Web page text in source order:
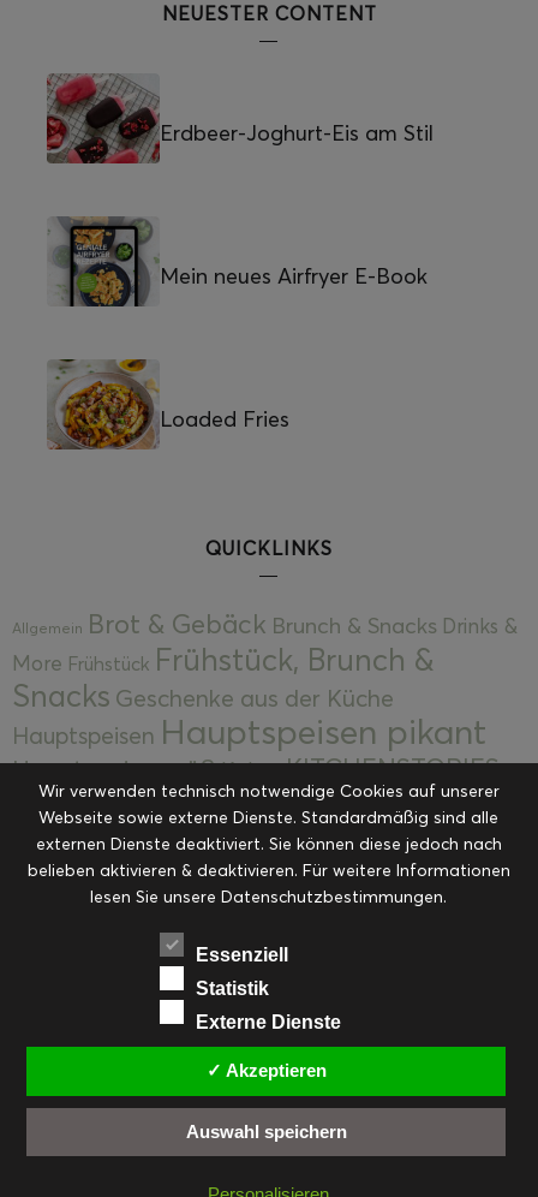
NEUESTER CONTENT
Erdbeer-Joghurt-Eis am Stil
Mein neues Airfryer E-Book
Loaded Fries
QUICKLINKS
Allgemein Brot & Gebäck Brunch & Snacks Drinks &
More Frühstück Frühstück, Brunch &
Snacks Geschenke aus der Küche
Hauptspeisen Hauptspeisen pikant
Hauptspeisen süßKekseKITCHENSTORIES
Kuchen, Torten & Desserts Kuchen und
Desserts Kulinarik Kulinarische Mitbringsel &
Eingemachtes Ohne Kategorie Ostern Resteküche
RezepteSaisonalSliderStartseite
Suppen, Salate & Vorspeisen
Vorspeisen, Salate & Suppen
Weihnachten Workshops & Events
FACEBOOK PINTEREST
EMAIL
INSTAGRAM
Wir verwenden technisch notwendige Cookies auf unserer
Webseite sowie externe Dienste. Standardmäßig sind alle
externen Dienste deaktiviert. Sie können diese jedoch nach
belieben aktivieren & deaktivieren. Für weitere Informationen
lesen Sie unsere Datenschutzbestimmungen.
Essenziell
Statistik
Externe Dienste
✓ Akzeptieren
Auswahl speichern